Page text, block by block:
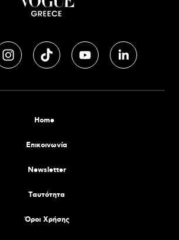
Home
Επικοινωνία
Newsletter
Tαυτότητα
Όροι Χρήσης